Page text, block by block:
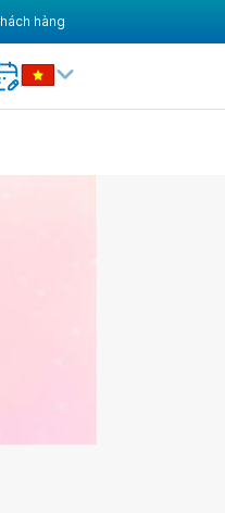
hàng